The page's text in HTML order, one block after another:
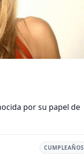
por su papel de
CUMPLEAÑOS